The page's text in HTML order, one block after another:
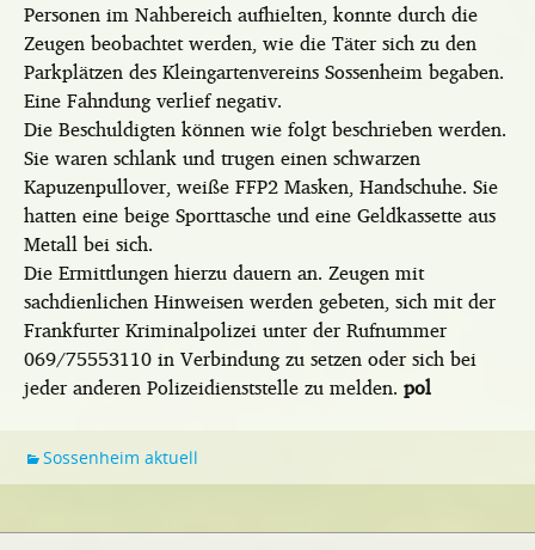
Personen im Nahbereich aufhielten, konnte durch die
Zeugen beobachtet werden, wie die Täter sich zu den
Parkplätzen des Kleingartenvereins Sossenheim begaben.
Eine Fahndung verlief negativ.
Die Beschuldigten können wie folgt beschrieben werden.
Sie waren schlank und trugen einen schwarzen
Kapuzenpullover, weiße FFP2 Masken, Handschuhe. Sie
hatten eine beige Sporttasche und eine Geldkassette aus
Metall bei sich.
Die Ermittlungen hierzu dauern an. Zeugen mit
sachdienlichen Hinweisen werden gebeten, sich mit der
Frankfurter Kriminalpolizei unter der Rufnummer
069/75553110 in Verbindung zu setzen oder sich bei
jeder anderen Polizeidienststelle zu melden. pol
Sossenheim aktuell